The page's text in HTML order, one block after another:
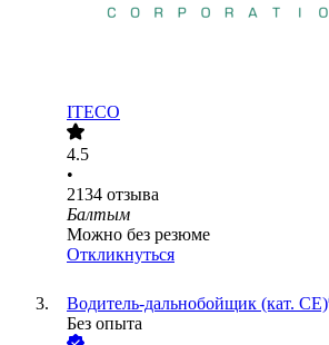
ITECO
4.5
•
2134 отзыва
Балтым
Можно без резюме
Откликнуться
Водитель-дальнобойщик (кат. CE)
Без опыта